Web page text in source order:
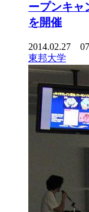
ープンキャ
を開催
2014.02.27
東邦大学